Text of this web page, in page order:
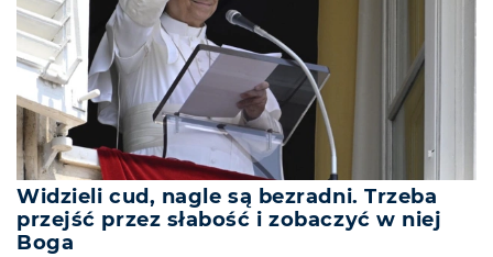
Widzieli cud, nagle są bezradni. Trzeba
przejść przez słabość i zobaczyć w niej
Boga